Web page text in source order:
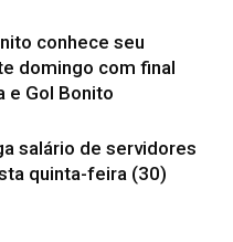
conhece seu
domingo com final
e Gol Bonito
salário de servidores
quinta-feira (30)